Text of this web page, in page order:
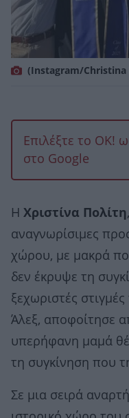
(Instagram/Christina
Επιλέξτε το OK!
στο Google
Η Χριστίνα Πολίτη
αναγνωρίσιμες
χώρου, με μακρά
δεν έκρυψε τη
ξεχωριστές
Άλεξ, αποφοίτησε
υπερήφανη μαμά
τη συγκίνηση που
Σε μια σειρά